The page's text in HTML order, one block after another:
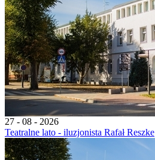
27 - 08 - 2026
Teatralne lato - iluzjonista Rafał Reszke